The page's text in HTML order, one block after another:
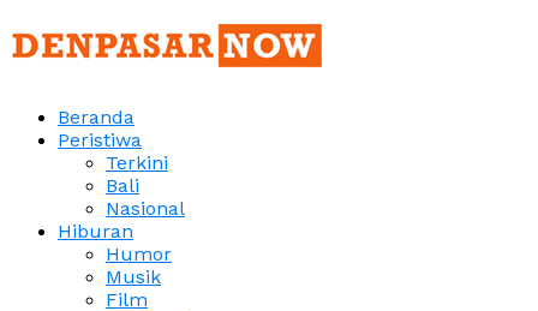
Beranda
Peristiwa
Terkini
Bali
Nasional
Hiburan
Humor
Musik
Film